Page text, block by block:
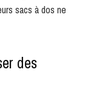
sacs à dos ne
des